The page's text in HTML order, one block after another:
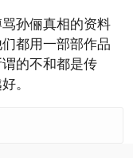
孙俪真相的资料
都用一部部作品
的不和都是传
。